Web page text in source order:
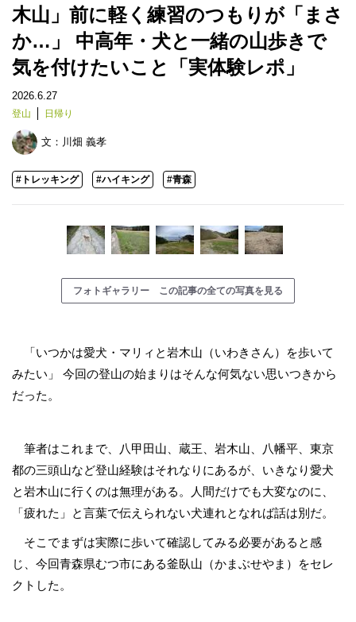
木山」前に軽く練習のつもりが「まさ
か…」 中高年・犬と一緒の山歩きで
気を付けたいこと「実体験レポ」
2026.6.27
登山 日帰り
文： 川畑 義孝
#トレッキング #ハイキング #青森
フォトギャラリー この記事の全ての写真を見る
「いつかは愛犬・マリィと岩木山（いわきさん）を歩いて
みたい」 今回の登山の始まりはそんな何気ない思いつきから
だった。
筆者はこれまで、八甲田山、蔵王、岩木山、八幡平、東京
都の三頭山など登山経験はそれなりにあるが、いきなり愛犬
と岩木山に行くのは無理がある。人間だけでも大変なのに、
「疲れた」と言葉で伝えられない犬連れとなれば話は別だ。
そこでまずは実際に歩いて確認してみる必要があると感
じ、今回青森県むつ市にある釜臥山（かまぶせやま）をセレ
クトした。